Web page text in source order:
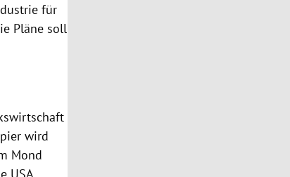
für
Pläne soll
wird
Mond